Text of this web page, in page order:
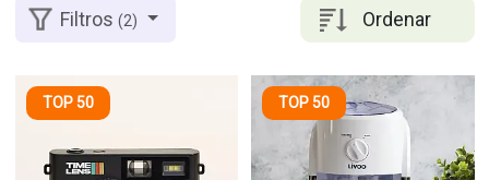
Ordenar
Filtros(2)
TOP 50 TOP 50